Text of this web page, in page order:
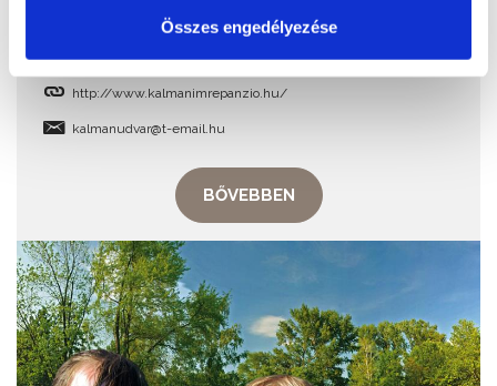
Összes engedélyezése
+36 30 9471 186
8600, Siófok, Kálmán Imre sétány
http://www.kalmanimrepanzio.hu/
kalmanudvar@t-email.hu
BŐVEBBEN